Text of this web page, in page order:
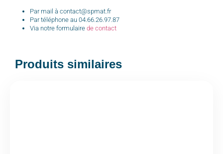
Par mail à contact@spmat.fr
Par téléphone au 04.66.26.97.87
Via notre formulaire de contact
Produits similaires